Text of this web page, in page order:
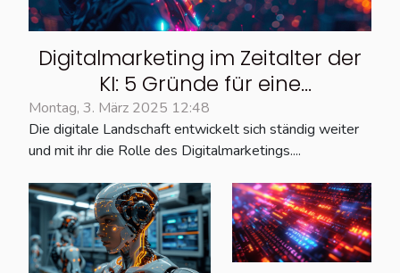
Digitalmarketing im Zeitalter der
KI: 5 Gründe für eine
Weiterbildung in diesem Bereich
Montag, 3. März 2025 12:48
Die digitale Landschaft entwickelt sich ständig weiter
und mit ihr die Rolle des Digitalmarketings....